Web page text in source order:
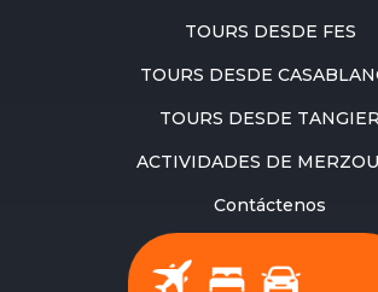
TOURS DESDE FES
TOURS DESDE
TOURS DESDE TANGIER
ACTIVIDADES DE
Contáctenos